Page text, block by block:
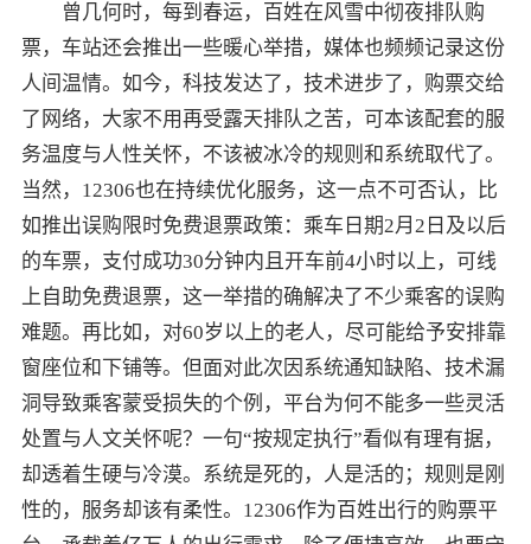
曾几何时，每到春运，百姓在风雪中彻夜排队购
票，车站还会推出一些暖心举措，媒体也频频记录这份
人间温情。如今，科技发达了，技术进步了，购票交给
了网络，大家不用再受露天排队之苦，可本该配套的服
务温度与人性关怀，不该被冰冷的规则和系统取代了。
当然，12306也在持续优化服务，这一点不可否认，比
如推出误购限时免费退票政策：乘车日期2月2日及以后
的车票，支付成功30分钟内且开车前4小时以上，可线
上自助免费退票，这一举措的确解决了不少乘客的误购
难题。再比如，对60岁以上的老人，尽可能给予安排靠
窗座位和下铺等。但面对此次因系统通知缺陷、技术漏
洞导致乘客蒙受损失的个例，平台为何不能多一些灵活
处置与人文关怀呢？一句“按规定执行”看似有理有据，
却透着生硬与冷漠。系统是死的，人是活的；规则是刚
性的，服务却该有柔性。12306作为百姓出行的购票平